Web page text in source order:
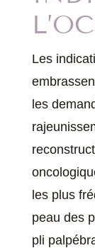
Les
les
les plus
peau des
pli